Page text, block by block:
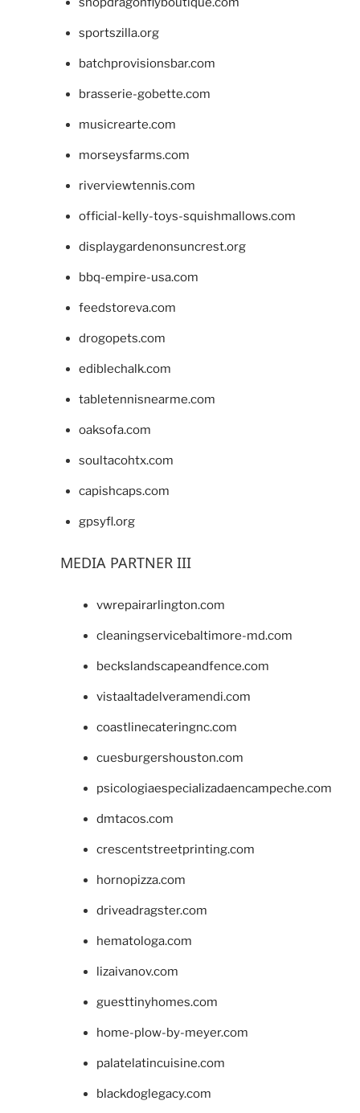
sportszilla.org
batchprovisionsbar.com
brasserie-gobette.com
musicrearte.com
morseysfarms.com
riverviewtennis.com
official-kelly-toys-squishmallows.com
displaygardenonsuncrest.org
bbq-empire-usa.com
feedstoreva.com
drogopets.com
ediblechalk.com
tabletennisnearme.com
oaksofa.com
soultacohtx.com
capishcaps.com
gpsyfl.org
MEDIA PARTNER III
vwrepairarlington.com
cleaningservicebaltimore-md.com
beckslandscapeandfence.com
vistaaltadelveramendi.com
coastlinecateringnc.com
cuesburgershouston.com
psicologiaespecializadaencampeche.com
dmtacos.com
crescentstreetprinting.com
hornopizza.com
driveadragster.com
hematologa.com
lizaivanov.com
guesttinyhomes.com
home-plow-by-meyer.com
palatelatincuisine.com
blackdoglegacy.com